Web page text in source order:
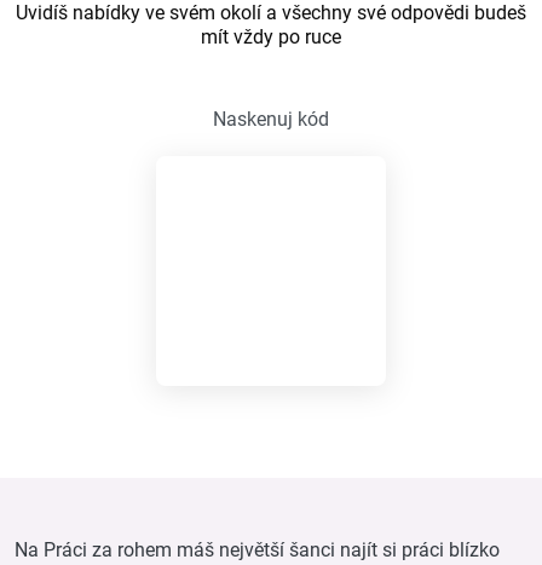
Uvidíš nabídky ve svém okolí a všechny své odpovědi budeš
mít vždy po ruce
Naskenuj kód
Na Práci za rohem máš největší šanci najít si práci blízko